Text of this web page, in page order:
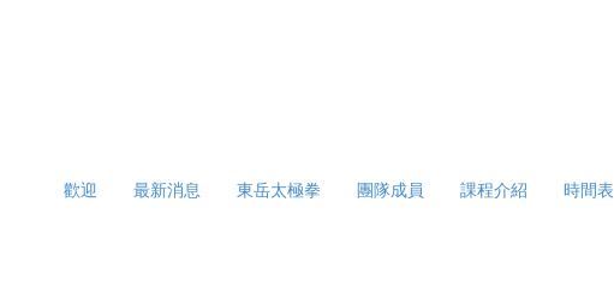
歡迎
最新消息 東岳太極拳 團隊成員 課程介紹 時間表